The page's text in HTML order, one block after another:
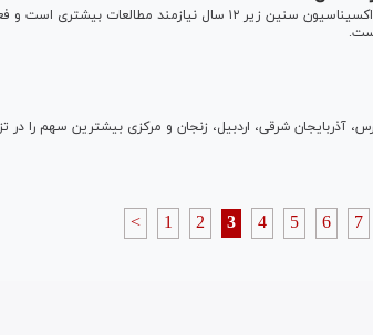
دبیر کمیته علمی کشوری مقابله با کووید ۱۹ گفت: در حال حاضر واکسیناسیون سنین زیر ۱۲ سال نیازمند مطالعات بیشتری
آذربایجان شرقی، اردبیل، زنجان و مرکزی بیشترین سهم را در
< 1 2 3 4 5 6 7